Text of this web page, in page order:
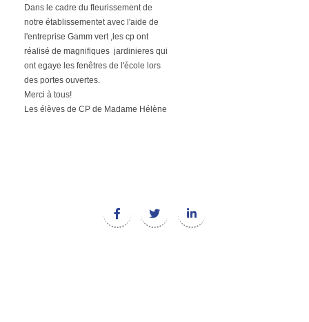
Dans le cadre du fleurissement de
notre établissementet avec l'aide de
l'entreprise Gamm vert ,les cp ont
réalisé de magnifiques jardinieres qui
ont egaye les fenêtres de l'école lors
des portes ouvertes.
Merci à tous!
Les élèves de CP de Madame Hélène